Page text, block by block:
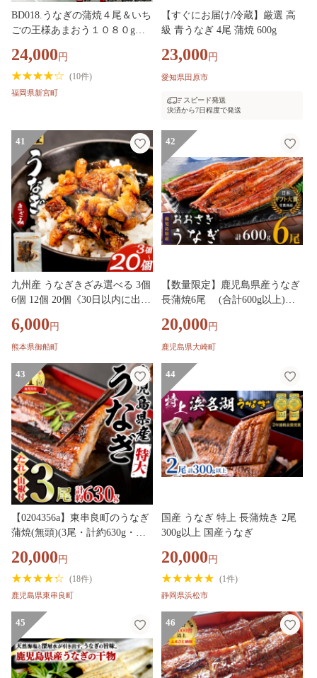
BD018.うなぎの蒲焼４尾＆いち
ごの王様あまおう１０８０g
海道・沖縄・離島へ配送不可】
【あまおう】
24,000 円
(10件)
福岡県新宮町
【すぐにお届け/冷蔵】厳選 高
級 青うなぎ 4尾 蒲焼 600g
23,000 円
愛知県田原市
スピード発送
決済から7日程度で発送
41
九州産 うなぎきざみ選べる 3個
6個 12個 20個《30日以内に出荷
料無料 刻みうなぎ 刻み鰻 ボイ
ル 九州 熊本 熊本県 御船町
6,000 円
熊本県御船町
42
【数量限定】鹿児島県産うなぎ
長蒲焼6尾 (合計600g以上)
鹿児島 うなぎ蒲焼 国産 鰻 国産
うなぎ蒲焼き たれ うな重 ひつ
め 鹿児島県 大崎町 鰻 うなぎ
ウナギ 鰻 人気 ウナギ うなぎ
おすすめ ランキング うなぎ お
いしい unagi うなぎ【うなぎ蒲
焼 国産 うなぎ unagi 鰻 ウナギ
うなぎ蒲焼】 A920
20,000 円
鹿児島県大崎町
43
【0204356a】東串良町のうなぎ
蒲焼(無頭)(3尾・計約630g・タ
鰻 国産 蒲焼 蒲焼き たれ 鹿児
島 ふるさと 人気【アクアおお
すみ】
20,000 円
(18件)
鹿児島県東串良町
44
国産 うなぎ 特上 長蒲焼き 2尾
300g以上 国産うなぎ
20,000 円
(1件)
静岡県浜松市
45 46